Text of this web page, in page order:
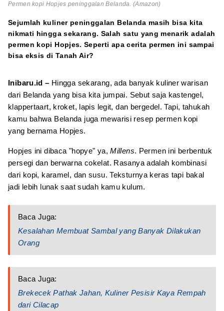
Permen kopi Hopjes peninggalan Belanda. (Amazon)
Sejumlah kuliner peninggalan Belanda masih bisa kita
nikmati hingga sekarang. Salah satu yang menarik adalah
permen kopi Hopjes. Seperti apa cerita permen ini sampai
bisa eksis di Tanah Air?
Inibaru.id – Hingga sekarang, ada banyak kuliner warisan
dari Belanda yang bisa kita jumpai. Sebut saja kastengel,
klappertaart, kroket, lapis legit, dan bergedel. Tapi, tahukah
kamu bahwa Belanda juga mewarisi resep permen kopi
yang bernama Hopjes.
Hopjes ini dibaca "hopye" ya,Millens. Permen ini berbentuk
persegi dan berwarna cokelat. Rasanya adalah kombinasi
dari kopi, karamel, dan susu. Teksturnya keras tapi bakal
jadi lebih lunak saat sudah kamu kulum.
Baca Juga:
Kesalahan Membuat Sambal yang Banyak Dilakukan
Orang
Baca Juga:
Brekecek Pathak Jahan, Kuliner Pesisir Kaya Rempah
dari Cilacap